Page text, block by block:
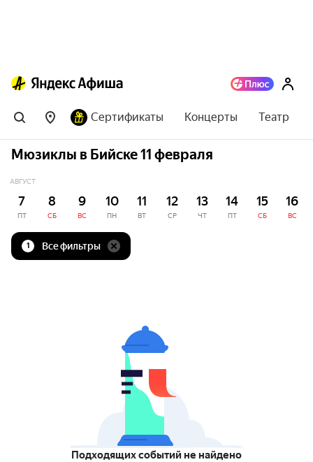
Сертификаты Концерты Театр
Мюзиклы в Бийске 11 февраля
АВГУСТ
7
ПТ
8
СБ
9
ВС
10
ПН
11
ВТ
12
СР
13
ЧТ
14
ПТ
15
СБ
16
ВС
1 Все фильтры
Подходящих событий не найдено